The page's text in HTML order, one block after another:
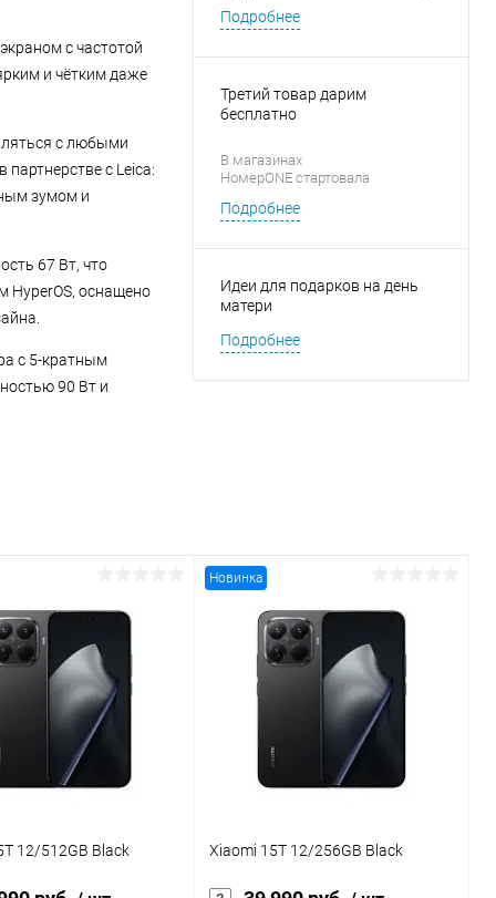
с частотой
и чётким даже
с любыми
с Leica:
зумом и
67 Вт, что
HyperOS, оснащено
с 5-кратным
90 Вт и
Подробнее
Третий товар дарим
бесплатно
В магазинах
НомерONE стартовала
аксессуары для смартфонов
Подробнее
Идеи для подарков на день
матери
Подробнее
12/512GB Black
Новинка
Xiaomi 15T 12/256GB Black